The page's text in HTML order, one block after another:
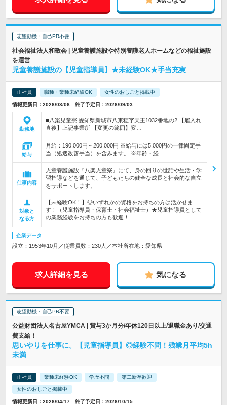
志望動機・自己PR不要
社会福祉法人和敬会 | 児童養護施設や特別養護老人ホームなどの福祉施設
を運営
児童養護施設の【児童指導員】★未経験OK★手当充実
正社員 職種・業種未経験OK 女性のおしごと掲載中
情報更新日：2026/03/06 終了予定日：2026/09/03
勤務地
■八楽児童寮 愛知県新城市八束穂字天王1032番地の2 【雇入れ
直後】上記事業所 【変更の範囲】変…
給与
月給：190,000円～200,000円 ※給与には5,000円の一律固定手
当（処遇改善手当）を含みます。 ※年齢・経…
仕事内容
児童養護施設『八楽児童寮』にて、身の回りの世話や生活・学
習指導などを通じて、子どもたちの健全な成長と社会的な自立
をサポートします。
対象と
なる方
【未経験OK！】◎いずれかの資格をお持ちの方は活かせま
す！（児童指導員・保育士・社会福祉士）★児童指導員として
の業務経験をお持ちの方も歓迎！
企業データ
設立：1953年10月／従業員数：230人／本社所在地：愛知県
求人詳細を見る 気になる
志望動機・自己PR不要
公益財団法人名古屋YMCA | 賞与3か月分/年休120日以上/退職金あり/交通
費支給！
思いやりを仕事に。【児童指導員】◎経験不問！残業月平均5h
未満
正社員 業種未経験OK 学歴不問 第二新卒歓迎
女性のおしごと掲載中
情報更新日：2026/04/17 終了予定日：2026/10/15